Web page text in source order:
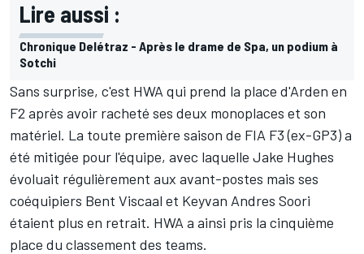
Lire aussi :
Chronique Delétraz - Après le drame de Spa, un podium à
Sotchi
Sans surprise, c'est HWA qui prend la place d'Arden en
F2 après avoir racheté ses deux monoplaces et son
matériel. La toute première saison de FIA F3 (ex-GP3) a
été mitigée pour l'équipe, avec laquelle Jake Hughes
évoluait régulièrement aux avant-postes mais ses
coéquipiers Bent Viscaal et Keyvan Andres Soori
étaient plus en retrait. HWA a ainsi pris la cinquième
place du classement des teams.